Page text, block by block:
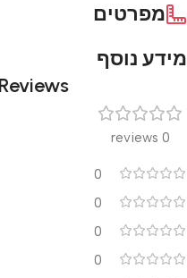
מפרטים
מידע נוסף
0 reviews
0
0
0
0